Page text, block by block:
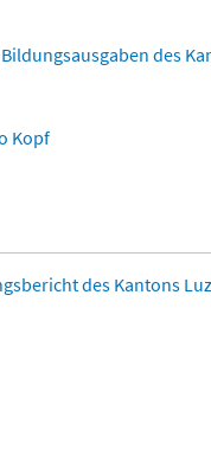
des
Kopf
des Kantons